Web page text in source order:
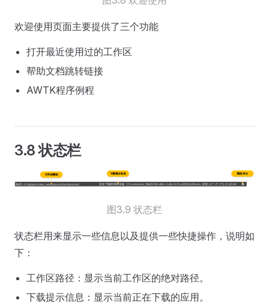
欢迎使用页面主要提供了三个功能
打开最近使用过的工作区
帮助文档跳转链接
AWTK程序例程
3.8 状态栏
图3.9 状态栏
状态栏用来显示一些信息以及提供一些快捷操作，说明如
下：
工作区路径：显示当前工作区的绝对路径。
下载提示信息：显示当前正在下载的应用。